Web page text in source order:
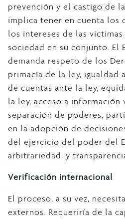
prevención y el castigo de
implica tener en cuenta los
los intereses de las
sociedad en su conjunto. El
demanda respeto de los
primacía de la ley, igualdad
de cuentas ante la ley,
la ley, acceso a información
separación de poderes,
en la adopción de
del ejercicio del poder del
arbitrariedad, y
Verificación internacional
El proceso, a su vez,
externos. Requeriría de la